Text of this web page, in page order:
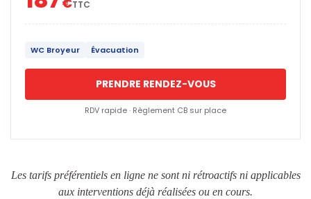
TTC
WC Broyeur Évacuation
PRENDRE RENDEZ-VOUS
RDV rapide · Règlement CB sur place
Les tarifs préférentiels en ligne ne sont ni rétroactifs ni applicables
aux interventions déjà réalisées ou en cours.